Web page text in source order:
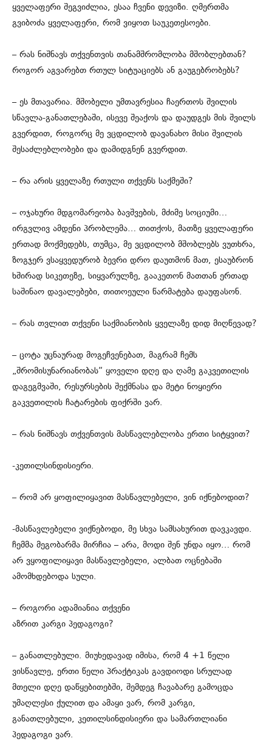
ყველაფერი შეგვიძლია, ესაა ჩვენი დევიზი. ღმერთმა
გვიბოძა ყველაფერი, რომ ვიყოთ საუკეთესოები.
– ⁠რას ნიშნავს თქვენთვის თანამშრომლობა მშობლებთან?
როგორ აგვარებთ რთულ სიტუაციებს ან გაუგებრობებს?
– ეს მთავარია. მშობელი უმთავრესია ჩაერთოს შვილის
სწავლა-განათლებაში, ისევე შეაქოს და დაუდგეს მის შვილს
გვერდით, როგორც მე ვცდილობ დავანახო მისი შვილის
შესაძლებლობები და დამიდგნენ გვერდით.
– რა არის ყველაზე რთული თქვენს საქმეში?
– ოჯახური მდგომარეობა ბავშვების, მძიმე სოციუმი…
ირგვლივ ამდენი პრობლემა… თითქოს, მათზე ყველაფერი
ერთად მოქმედებს, თუმცა, მე ვცდილობ მშობლებს ვუთხრა,
ზოგჯერ ვსაყვედურობ ბევრი დრო დაუთმონ მათ, ესაუბრონ
ხშირად სიკეთეზე, სიყვარულზე, გააკეთონ მათთან ერთად
საშინაო დავალებები, თითოეული წარმატება დაუფასონ.
– რას თვლით თქვენი საქმიანობის ყველაზე დიდ მიღწევად?
– ცოტა უცნაურად მოგეჩვენებათ, მაგრამ ჩემს
„შრომისუნარიანობას“ ყოველი დღე და ღამე გაკვეთილის
დაგეგმვაში, რესურსების შექმნასა და მეტი ნოყიერი
გაკვეთილის ჩატარების ფიქრში ვარ.
– რას ნიშნავს თქვენთვის მასწავლებლობა ერთი სიტყვით?
-კეთილსინდისიერი.
– რომ არ ყოფილიყავით მასწავლებელი, ვინ იქნებოდით?
-მასწავლებელი ვიქნებოდი, მე სხვა სამსახურით დავკავდი.
ჩემმა მეგობარმა მირჩია – არა, მოდი შენ უნდა იყო… რომ
არ ვყოფილიყავი მასწავლებელი, ალბათ ოცნებაში
ამომხდებოდა სული.
– როგორი ადამიანია თქვენი
აზრით კარგი პედაგოგი?
– განათლებული. მიუხედავად იმისა, რომ 4 +1 წელი
ვისწავლე, ერთი წელი პრაქტიკას გავდიოდი სრულად
მთელი დღე დაწყებითებში, შემდეგ ჩავაბარე გამოცდა
უმაღლესი ქულით და ამაყი ვარ, რომ კარგი,
განათლებული, კეთილსინდისიერი და სამართლიანი
პედაგოგი ვარ.